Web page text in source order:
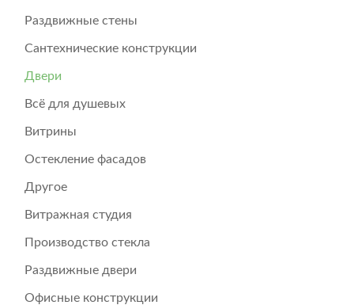
Раздвижные стены
Сантехнические конструкции
Двери
Всё для душевых
Витрины
Остекление фасадов
Другое
Витражная студия
Производство стекла
Раздвижные двери
Офисные конструкции